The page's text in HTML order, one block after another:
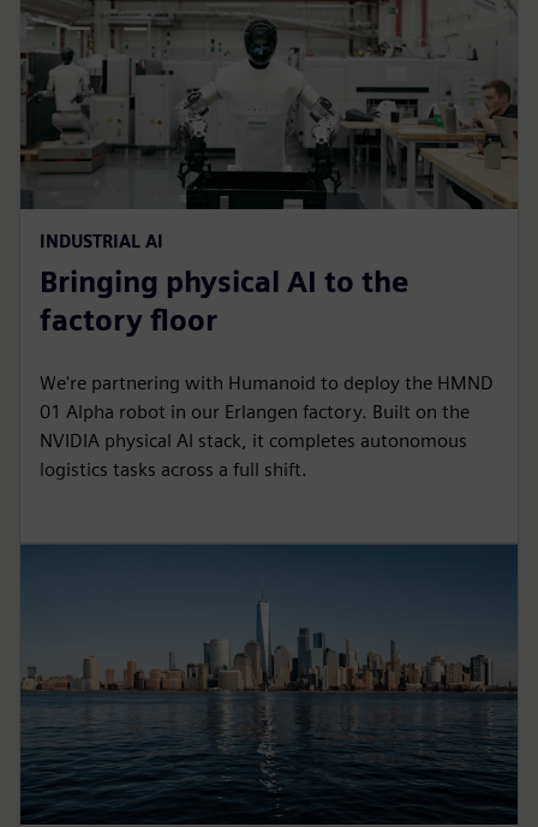
INDUSTRIAL AI
Bringing physical AI to the
factory floor
We're partnering with Humanoid to deploy the HMND
01 Alpha robot in our Erlangen factory. Built on the
NVIDIA physical AI stack, it completes autonomous
logistics tasks across a full shift.